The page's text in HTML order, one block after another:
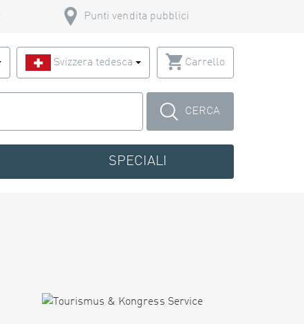
Punti vendita pubblici
Svizzera tedesca Carrello
CERCA
SPECIALI